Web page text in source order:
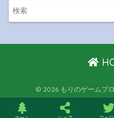
© 2026 もりのゲームブ